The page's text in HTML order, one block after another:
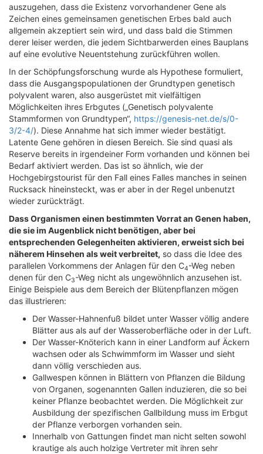
auszugehen, dass die Existenz vorvorhandener Gene als
Zeichen eines gemeinsamen genetischen Erbes bald auch
allgemein akzeptiert sein wird, und dass bald die Stimmen
derer leiser werden, die jedem Sichtbarwerden eines Bauplans
auf eine evolutive Neuentstehung zurückführen wollen.
In der Schöpfungsforschung wurde als Hypothese formuliert,
dass die Ausgangspopulationen der Grundtypen genetisch
polyvalent waren, also ausgerüstet mit vielfältigen
Möglichkeiten ihres Erbgutes („Genetisch polyvalente
Stammformen von Grundtypen“, https://genesis-net.de/s/0-
3/2-4/). Diese Annahme hat sich immer wieder bestätigt.
Latente Gene gehören in diesen Bereich. Sie sind quasi als
Reserve bereits in irgendeiner Form vorhanden und können bei
Bedarf aktiviert werden. Das ist so ähnlich, wie der
Hochgebirgstourist für den Fall eines Falles manches in seinen
Rucksack hineinsteckt, was er aber in der Regel unbenutzt
wieder zurückträgt.
Dass Organismen einen bestimmten Vorrat an Genen haben,
die sie im Augenblick nicht benötigen, aber bei
entsprechenden Gelegenheiten aktivieren, erweist sich bei
näherem Hinsehen als weit verbreitet, so dass die Idee des
parallelen Vorkommens der Anlagen für den C4-Weg neben
denen für den C3-Weg nicht als ungewöhnlich anzusehen ist.
Einige Beispiele aus dem Bereich der Blütenpflanzen mögen
das illustrieren:
Der Wasser-Hahnenfuß bildet unter Wasser völlig andere
Blätter aus als auf der Wasseroberfläche oder in der Luft.
Der Wasser-Knöterich kann in einer Landform auf Äckern
wachsen oder als Schwimmform im Wasser und sieht
dann völlig verschieden aus.
Gallwespen können in Blättern von Pflanzen die Bildung
von Organen, sogenannten Gallen induzieren, die so bei
keiner Pflanze beobachtet werden. Die Möglichkeit zur
Ausbildung der spezifischen Gallbildung muss im Erbgut
der Pflanze verborgen vorhanden sein.
Innerhalb von Gattungen findet man nicht selten sowohl
krautige als auch holzige Vertreter mit ihren sehr